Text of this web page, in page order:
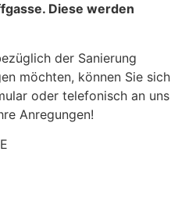
Diese werden
der Sanierung
möchten, können Sie sich
oder telefonisch an uns
Anregungen!